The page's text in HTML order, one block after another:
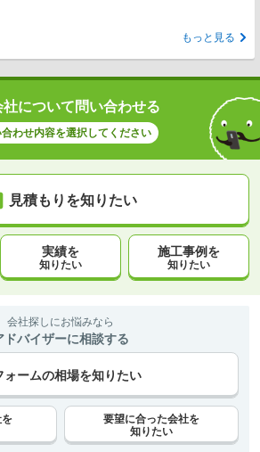
もっと見る
社について問い合わせる
合わせ内容を選択してください
見積もりを知りたい
実績を
知りたい
施工事例を
知りたい
会社探しにお悩みなら
ドバイザーに相談する
ォームの相場を知りたい
要望に合った会社を
知りたい